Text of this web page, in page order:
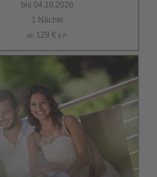
bis 04.10.2026
1 Nächte
ab 129 € p.P.